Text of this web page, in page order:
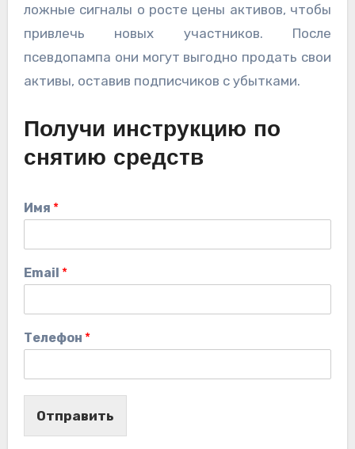
ложные сигналы о росте цены активов, чтобы
привлечь новых участников. После
псевдопампа они могут выгодно продать свои
активы, оставив подписчиков с убытками.
Получи инструкцию по
снятию средств
Имя *
Email *
Телефон *
Отправить